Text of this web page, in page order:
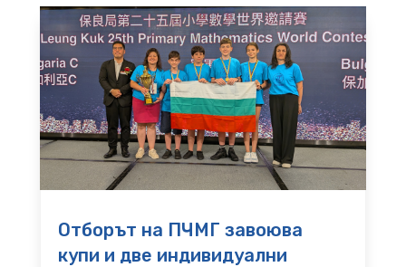
Отборът на ПЧМГ завоюва
купи и две индивидуални